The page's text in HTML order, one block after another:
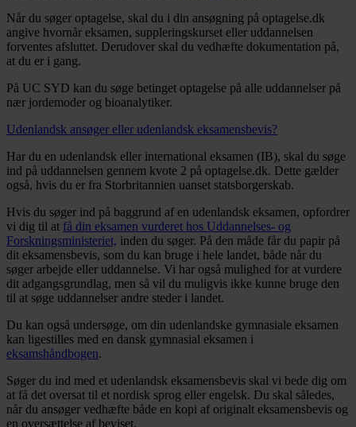
Når du søger optagelse, skal du i din ansøgning på optagelse.dk
angive hvornår eksamen, suppleringskurset eller uddannelsen
forventes afsluttet. Derudover skal du vedhæfte dokumentation på,
at du er i gang.
På UC SYD kan du søge betinget optagelse på alle uddannelser på
nær jordemoder og bioanalytiker.
Udenlandsk ansøger eller udenlandsk eksamensbevis?
Har du en udenlandsk eller international eksamen (IB), skal du søge
ind på uddannelsen gennem kvote 2 på optagelse.dk. Dette gælder
også, hvis du er fra Storbritannien uanset statsborgerskab.
Hvis du søger ind på baggrund af en udenlandsk eksamen, opfordrer
vi dig til at få din eksamen vurderet hos Uddannelses- og
Forskningsministeriet, inden du søger. På den måde får du papir på
dit eksamensbevis, som du kan bruge i hele landet, både når du
søger arbejde eller uddannelse. Vi har også mulighed for at vurdere
dit adgangsgrundlag, men så vil du muligvis ikke kunne bruge den
til at søge uddannelser andre steder i landet.
Du kan også undersøge, om din udenlandske gymnasiale eksamen
kan ligestilles med en dansk gymnasial eksamen i
eksamshåndbogen.
Søger du ind med et udenlandsk eksamensbevis skal vi bede dig om
at få det oversat til et nordisk sprog eller engelsk. Du skal således,
når du ansøger vedhæfte både en kopi af originalt eksamensbevis og
en oversættelse af beviset.